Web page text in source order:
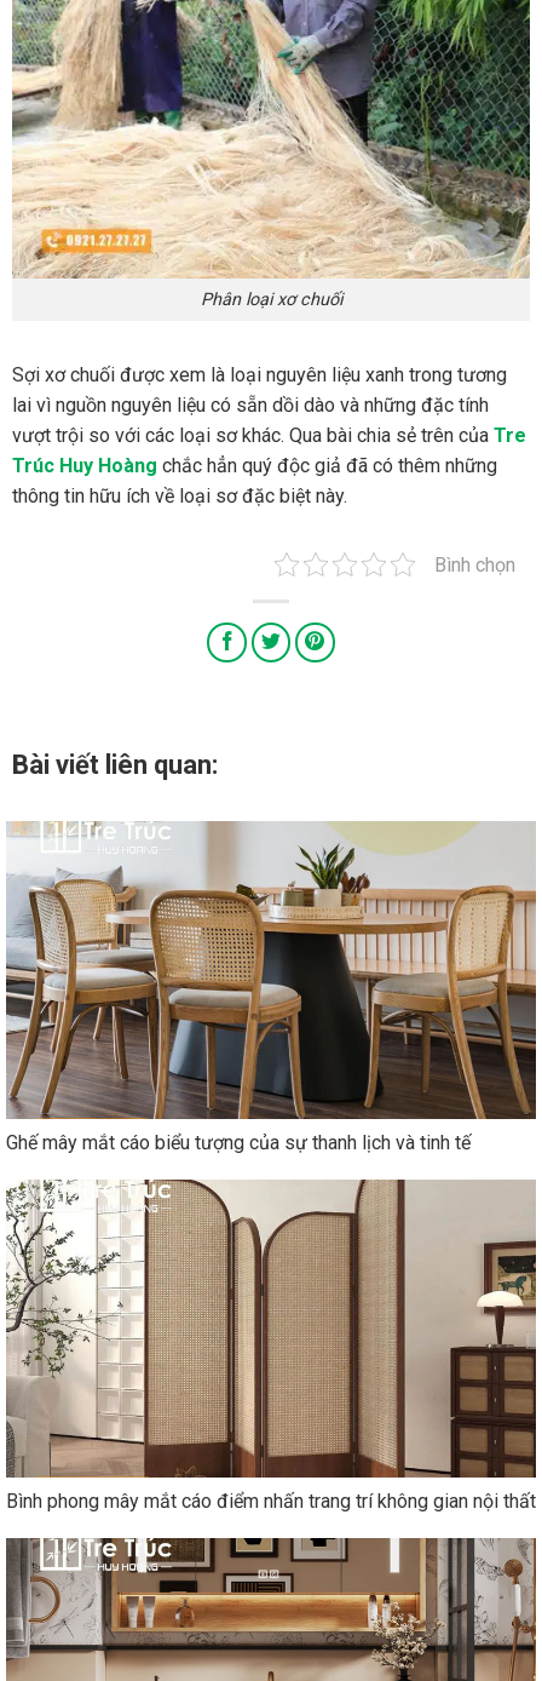
Phân loại xơ chuối
Sợi xơ chuối được xem là loại nguyên liệu xanh trong tương
lai vì nguồn nguyên liệu có sẵn dồi dào và những đặc tính
vượt trội so với các loại sơ khác. Qua bài chia sẻ trên của Tre
Trúc Huy Hoàng chắc hẳn quý độc giả đã có thêm những
thông tin hữu ích về loại sơ đặc biệt này.
Bình chọn
Bài viết liên quan:
Ghế mây mắt cáo biểu tượng của sự thanh lịch và tinh tế
Bình phong mây mắt cáo điểm nhấn trang trí không gian nội thất